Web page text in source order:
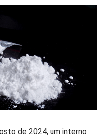
de 2024, um interno